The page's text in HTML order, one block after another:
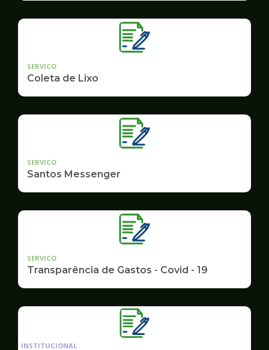
SERVICO
Coleta de Lixo
SERVICO
Santos Messenger
SERVICO
Transparência de Gastos - Covid - 19
Ilustração
da
INSTITUCIONAL